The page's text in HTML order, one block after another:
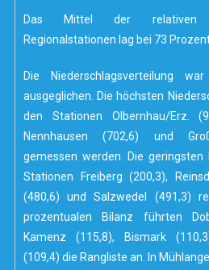
Das Mittel der relativen
Regionalstationen lag bei 73
Die Niederschlagsverteilung
ausgeglichen. Die höchsten
den Stationen Olbernhau/Erz.
Nennhausen (702,6) und
gemessen werden. Die
Stationen Freiberg (200,3),
(480,6) und Salzwedel (491,3)
prozentualen Bilanz führten
Kamenz (115,8), Bismark
(109,4) die Rangliste an. In